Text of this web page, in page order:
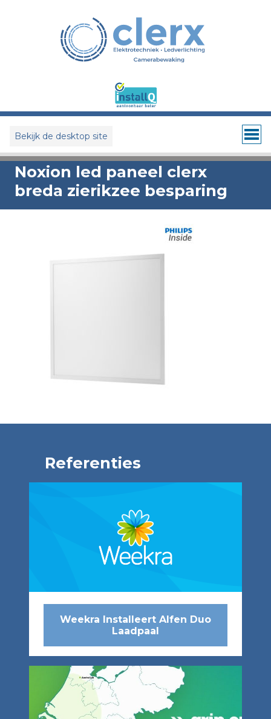
Bekijk de desktop site
Noxion led paneel clerx
breda zierikzee besparing
Referenties
Weekra Installeert Alfen Duo
Laadpaal